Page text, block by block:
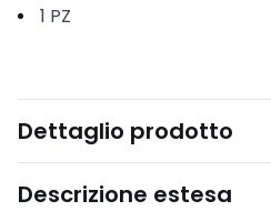
1 PZ
Dettaglio prodotto
Descrizione estesa